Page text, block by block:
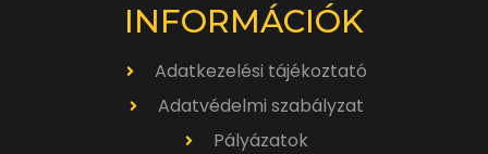
INFORMÁCIÓK
Adatkezelési tájékoztató
Adatvédelmi szabályzat
Pályázatok